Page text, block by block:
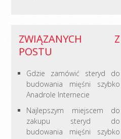
ZWIĄZANYCH Z
POSTU
Gdzie zamówić steryd do
budowania mięśni szybko
Anadrole Internecie
Najlepszym miejscem do
zakupu steryd do
budowania mięśni szybko